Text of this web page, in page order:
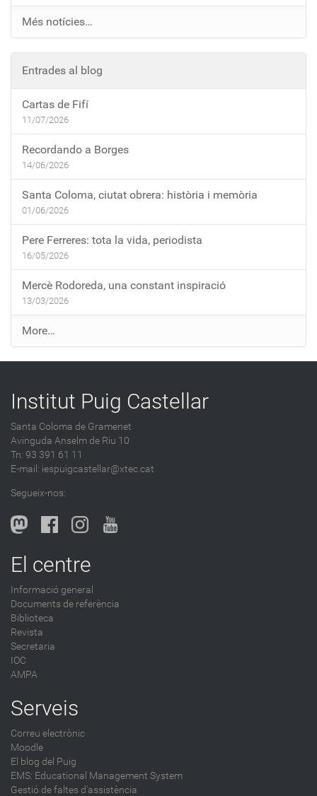
Més notícies…
Entrades al blog
Cartas de Fifí
11/07/2026
Recordando a Borges
14/06/2026
Santa Coloma, ciutat obrera: història i memòria
01/06/2026
Pere Ferreres: tota la vida, periodista
16/05/2026
Mercè Rodoreda, una constant inspiració
13/03/2026
E
n
t
a
e
s
a
b
l
o
-
More…
Institut Puig Castellar
Santa Coloma de Gramenet
Avinguda Anselm de Riu 10
Tn: 93 391 61 11
E-mail: iespuigcastellar@xtec.cat
Segueix-nos:
El centre
Informació general
Documents de referència
Biblioteca
Revista
Secretaria
IOC
AMPA
Serveis
Correu electrònic
Moodle
El blog del Puig
EMS: Educational Management System
Gestió de faltes d'assistència